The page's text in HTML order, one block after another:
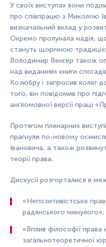
У своїх виступах вони
про співпрацю з Миколою
визначальний вклад у
Окремо пролунала надія,
стануть щорічною
Володимир Венгер також
над виданням книги
Козюбрy і запросив колег
того, він повідомив про
англомовної версії праці
Протягом пленарних
прагнули по-новому
Івановича, а також
теорії права.
Дискусії розгорталися в
«Непозитивістське
радянського минулого»,
«Вплив філософії права
загальнотеоретичної